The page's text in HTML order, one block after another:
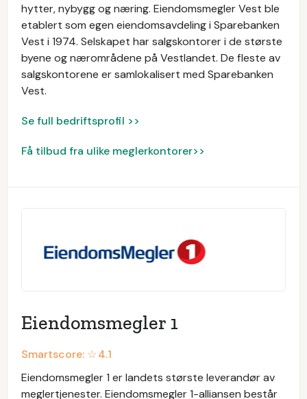
hytter, nybygg og næring. Eiendomsmegler Vest ble
etablert som egen eiendomsavdeling i Sparebanken
Vest i 1974. Selskapet har salgskontorer i de største
byene og nærområdene på Vestlandet. De fleste av
salgskontorene er samlokalisert med Sparebanken
Vest.
Se full bedriftsprofil >>
Få tilbud fra ulike meglerkontorer>>
Eiendomsmegler 1
Smartscore: ☆4.1
Eiendomsmegler 1 er landets største leverandør av
meglertjenester. Eiendomsmegler 1-alliansen består